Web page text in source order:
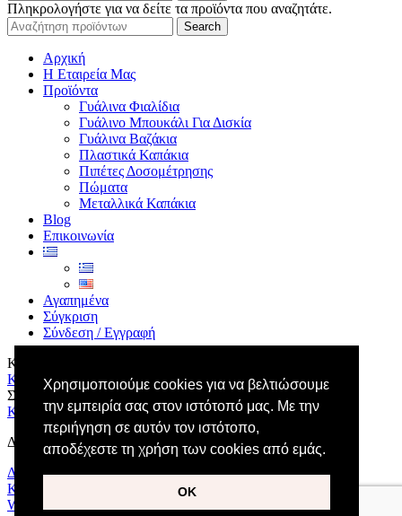
Χρησιμοποιούμε cookies για να βελτιώσουμε
την εμπειρία σας στον ιστότοπό μας. Με την
περιήγηση σε αυτόν τον ιστότοπο,
αποδέχεστε τη χρήση των cookies από εμάς.
ΟΚ
Πληκρολογήστε για να δείτε τα προϊόντα που αναζητάτε.
Search
Αρχική
Η Εταιρεία Μας
Προϊόντα
Γυάλινα Φιαλίδια
Γυάλινο Μπουκάλι Για Δισκία
Γυάλινα Βαζάκια
Πλαστικά Καπάκια
Πιπέτες Δοσομέτρησης
Πώματα
Μεταλλικά Καπάκια
Blog
Επικοινωνία
Αγαπημένα
Σύγκριση
Σύνδεση / Εγγραφή
Καλάθι αγορών
Κλείσιμο
Σύνδεση
Κλείσιμο
Δεν έχετε λογαριασμό ακόμα;
Δημιουργία Λογαριασμού
Κατάστημα
Wishlist